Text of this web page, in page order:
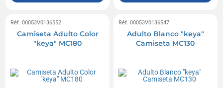
Réf. 00053V0136552
Camiseta Adulto Color
"keya" MC180
Réf. 00053V0136547
Adulto Blanco "keya"
Camiseta MC130